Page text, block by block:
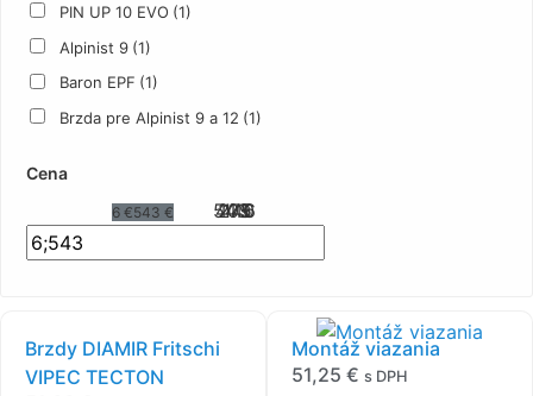
PIN UP 10 EVO (1)
Alpinist 9 (1)
Baron EPF (1)
Brzda pre Alpinist 9 a 12 (1)
Freeride Plus(1)
Freeride Pro(1)
NX 22 Freeride
Cena
6 €543 € 6
140
275
409
543
Brzdy DIAMIR Fritschi
VIPEC TECTON
Montáž viazania
51,25 € s DPH